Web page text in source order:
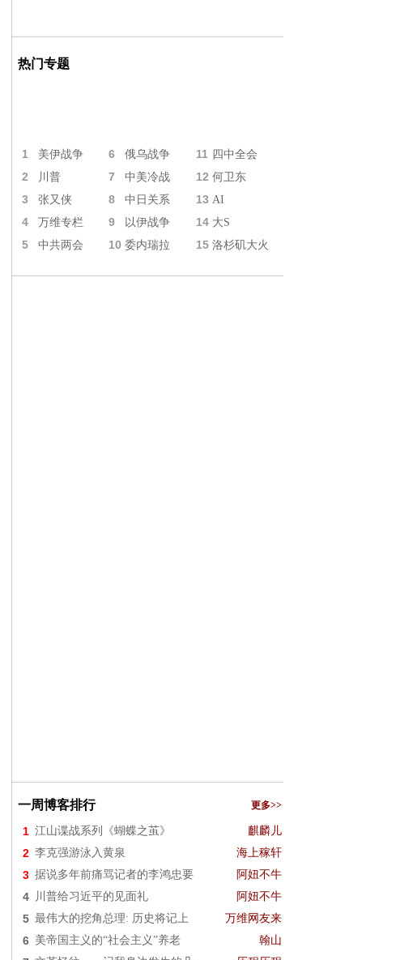
热门专题
1 美伊战争 6 俄乌战争 11 四中全会
2 川普 7 中美冷战 12 何卫东
3 张又侠 8 中日关系 13 AI
4 万维专栏 9 以伊战争 14 大S
5 中共两会 10 委内瑞拉 15 洛杉矶大火
一周博客排行 更多>>
1 江山谍战系列《蝴蝶之茧》 麒麟儿
2 李克强游泳入黄泉 海上稼轩
3 据说多年前痛骂记者的李鸿忠要 阿妞不牛
4 川普给习近平的见面礼 阿妞不牛
5 最伟大的挖角总理: 历史将记上 万维网友来
6 美帝国主义的“社会主义”养老 翰山